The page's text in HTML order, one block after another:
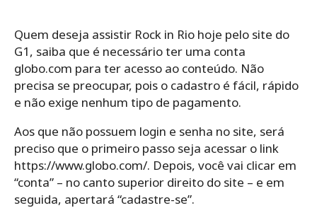
Quem deseja assistir Rock in Rio hoje pelo site do
G1, saiba que é necessário ter uma conta
globo.com para ter acesso ao conteúdo. Não
precisa se preocupar, pois o cadastro é fácil, rápido
e não exige nenhum tipo de pagamento.
Aos que não possuem login e senha no site, será
preciso que o primeiro passo seja acessar o link
https://www.globo.com/. Depois, você vai clicar em
“conta” – no canto superior direito do site – e em
seguida, apertará “cadastre-se”.